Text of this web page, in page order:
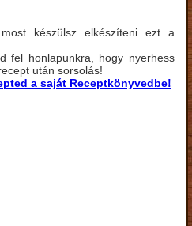
készülsz elkészíteni ezt a
fel honlapunkra, hogy nyerhess
után sorsolás!
a saját Receptkönyvedbe!